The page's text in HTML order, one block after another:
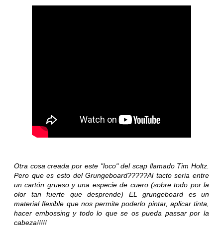
Otra cosa creada por este "loco" del scap llamado Tim Holtz.
Pero que es esto del Grungeboard?????Al tacto seria entre
un cartón grueso y una especie de cuero (sobre todo por la
olor tan fuerte que desprende) EL grungeboard es un
material flexible que nos permite poderlo pintar, aplicar tinta,
hacer embossing y todo lo que se os pueda passar por la
cabeza!!!!!